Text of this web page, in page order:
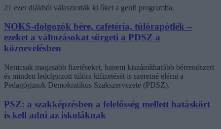
21 ezer diákból választották ki őket a genfi programba.
NOKS-dolgozók bére, cafetéria, túlórapótlék –
ezeket a változásokat sürgeti a PDSZ a
köznevelésben
Nemcsak magasabb fizetéseket, hanem kiszámíthatóbb bérrendszert
és minden ledolgozott túlóra kifizetését is szeretné elérni a
Pedagógusok Demokratikus Szakszervezete (PDSZ).
PSZ: a szakképzésben a felelősség mellett hatáskört
is kell adni az iskoláknak